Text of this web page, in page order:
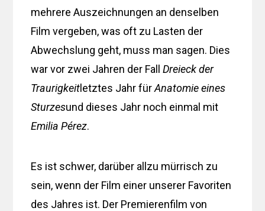
mehrere Auszeichnungen an denselben
Film vergeben, was oft zu Lasten der
Abwechslung geht, muss man sagen. Dies
war vor zwei Jahren der FallDreieck der
Traurigkeitletztes Jahr fürAnatomie eines
Sturzesund dieses Jahr noch einmal mit
Emilia Pérez.
Es ist schwer, darüber allzu mürrisch zu
sein, wenn der Film einer unserer Favoriten
des Jahres ist. Der Premierenfilm von